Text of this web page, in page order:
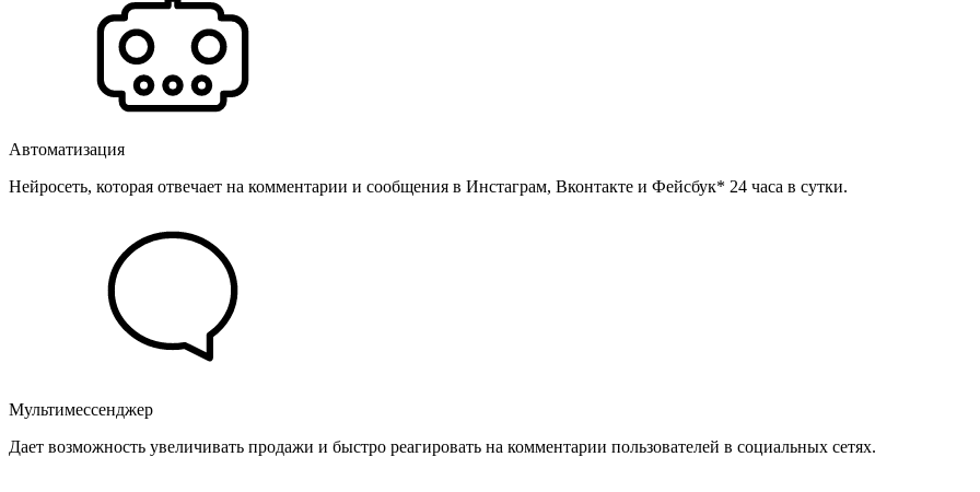
Автоматизация
Нейросеть, которая отвечает на комментарии и сообщения в Инстаграм, Вконтакте и Фейсбук* 24 часа в сутки.
Мультимессенджер
Дает возможность увеличивать продажи и быстро реагировать на комментарии пользователей в социальных сетях.